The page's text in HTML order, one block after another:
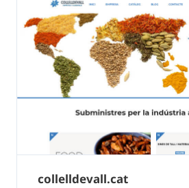
collelldevall.cat